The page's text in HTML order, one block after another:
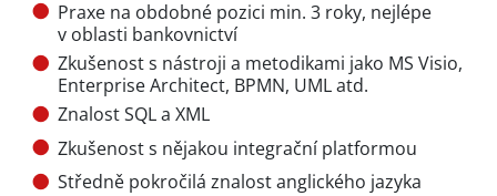
Praxe na obdobné pozici min. 3 roky, nejlépe
v oblasti bankovnictví
Zkušenost s nástroji a metodikami jako MS Visio,
Enterprise Architect, BPMN, UML atd.
Znalost SQL a XML
Zkušenost s nějakou integrační platformou
Středně pokročilá znalost anglického jazyka